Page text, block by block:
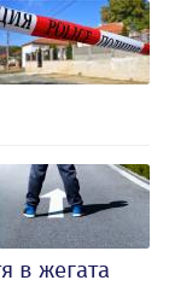
в жегата